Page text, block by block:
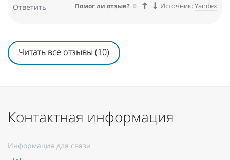
Ответить Помог ли отзыв? 0 Источник:Yandex
Читать все отзывы (10)
Контактная информация
Информация для связи